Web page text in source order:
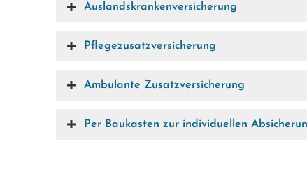
Auslandskrankenversicherung
Pflegezusatzversicherung
Ambulante Zusatzversicherung
Per Baukasten zur individuellen